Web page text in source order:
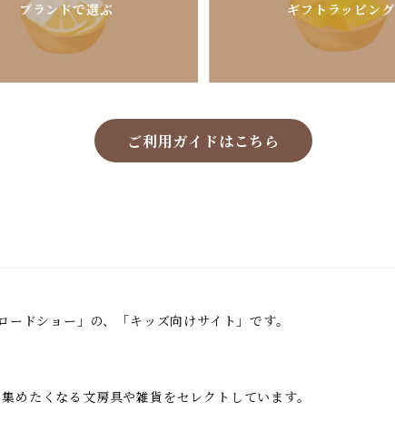
ブランドで選ぶ ギフトラッピング
ご利用ガイドはこちら
ドショー」の、「キッズ向けサイト」です。
めたくなる文房具や雑貨をセレクトしています。